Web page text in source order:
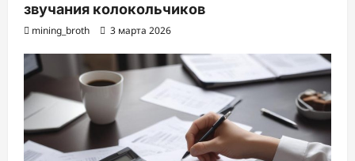
звучания колокольчиков
mining_broth 3 марта 2026